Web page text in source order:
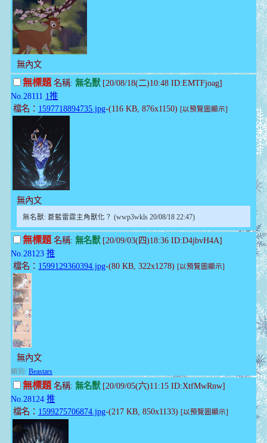
無內文
無標題名稱: 無名獸[20/08/18(二)10:48 ID:EMTFjoag]
No.28111 1推
檔名： 1597718894735.jpg-(116 KB, 876x1150) [以預覽圖顯示]
無內文
無名獸: 蒼藍雷霆主角獸化？ (wwp3wkls 20/08/18 22:47)
無標題名稱: 無名獸[20/09/03(四)18:36 ID:D4jbvH4A]
No.28123 推
檔名： 1599129360394.jpg-(80 KB, 322x1278) [以預覽圖顯示]
無內文
類別: Beastars
無標題名稱: 無名獸[20/09/05(六)11:15 ID:XtfMwRnw]
No.28124 推
檔名： 1599275706874.jpg-(217 KB, 850x1133) [以預覽圖顯示]